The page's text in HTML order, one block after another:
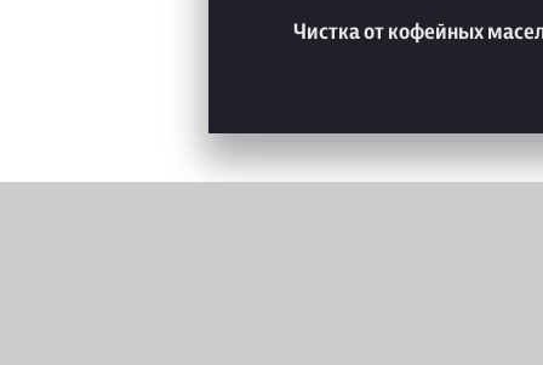
Чистка от кофейных